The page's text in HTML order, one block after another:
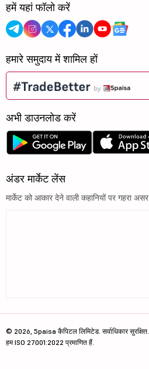
हमें यहां फॉलो करें
हमारे समुदाय में शामिल हों
अभी डाउनलोड करें
अंडर मार्केट लेंस
मार्केट को आकार देने वाली कहानियों पर गहरा असर
© 2026, 5paisa कैपिटल लिमिटेड. सर्वाधिकार सुरक्षित.
हम ISO 27001:2022 प्रमाणित हैं.